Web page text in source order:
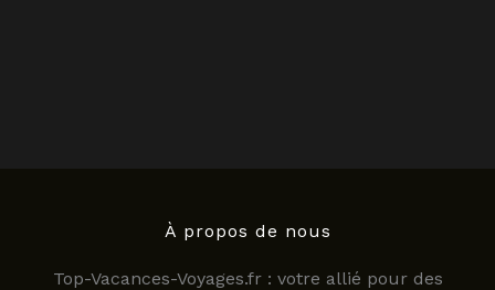
À propos de nous
Top-Vacances-Voyages.fr : votre allié pour des